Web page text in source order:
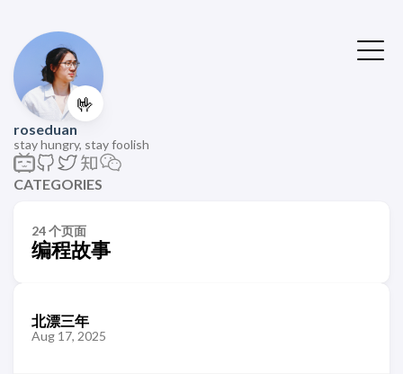
🤟
roseduan
stay hungry, stay foolish
CATEGORIES
24 个页面
编程故事
北漂三年
Aug 17, 2025